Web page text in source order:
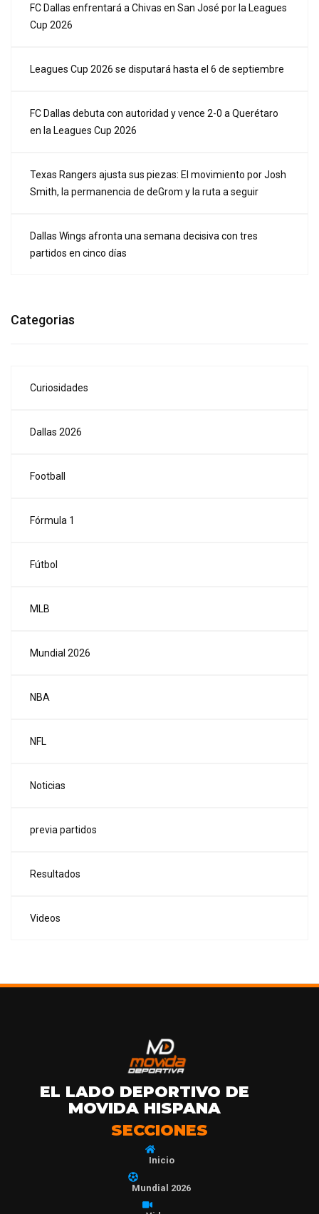
FC Dallas enfrentará a Chivas en San José por la Leagues
Cup 2026
Leagues Cup 2026 se disputará hasta el 6 de septiembre
FC Dallas debuta con autoridad y vence 2-0 a Querétaro
en la Leagues Cup 2026
Texas Rangers ajusta sus piezas: El movimiento por Josh
Smith, la permanencia de deGrom y la ruta a seguir
Dallas Wings afronta una semana decisiva con tres
partidos en cinco días
Categorias
Curiosidades
Dallas 2026
Football
Fórmula 1
Fútbol
MLB
Mundial 2026
NBA
NFL
Noticias
previa partidos
Resultados
Videos
EL LADO DEPORTIVO DE
MOVIDA HISPANA
SECCIONES
Inicio
Mundial 2026